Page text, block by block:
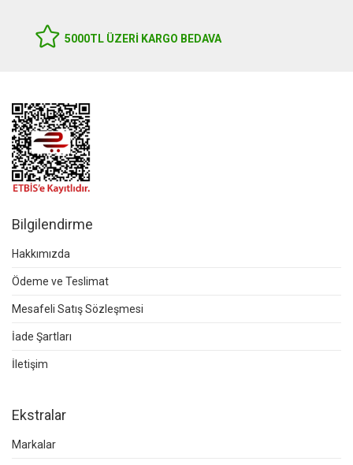
5000TL ÜZERI KARGO BEDAVA
Bilgilendirme
Hakkımızda
Ödeme ve Teslimat
Mesafeli Satış Sözleşmesi
İade Şartları
İletişim
Ekstralar
Markalar